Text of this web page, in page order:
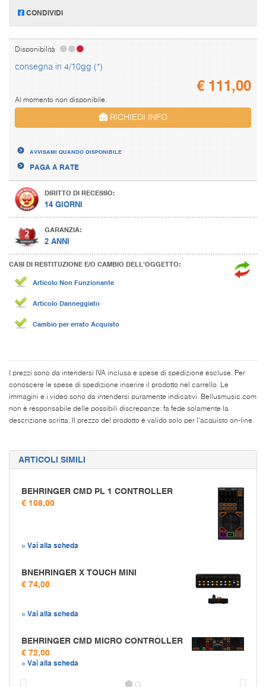
CONDIVIDI
Disponibilità
consegna in 4/10gg (*)
€111,00
Al momento non disponibile.
RICHIEDI INFO
AVVISAMI QUANDO DISPONIBILE
PAGA A RATE
DIRITTO DI RECESSO:
14 GIORNI
GARANZIA:
2 ANNI
CASI DI RESTITUZIONE E/O CAMBIO DELL’OGGETTO:
Articolo Non Funzionante
Articolo Danneggiato
Cambio per errato Acquisto
I prezzi sono da intendersi IVA inclusa e spese di spedizione escluse. Per
conoscere le spese di spedizione inserire il prodotto nel carrello. Le
immagini e i video sono da intendersi puramente indicativi. Bellusmusic.com
non è responsabile delle possibili discrepanze: fa fede solamente la
descrizione scritta. Il prezzo del prodotto è valido solo per l'acquisto on-line.
ARTICOLI SIMILI
BEHRINGER CMD PL 1 CONTROLLER
€ 108,00
» Vai alla scheda
BNEHRINGER X TOUCH MINI
€ 74,00
» Vai alla scheda
BEHRINGER CMD MICRO CONTROLLER
€ 72,00
» Vai alla scheda